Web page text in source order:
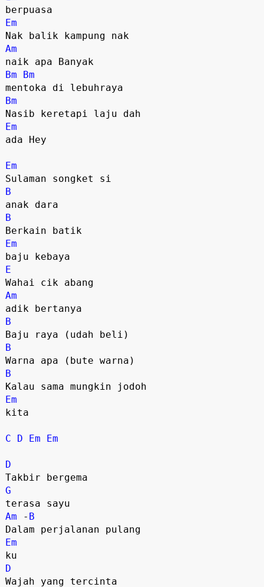
Em
Am
Bm
Bm
Bm
Em
ada Hey
Em
B
B
Em
E
Am
B
B
B
Em
kita
C D Em Em
D
G
Am - B
Em
D